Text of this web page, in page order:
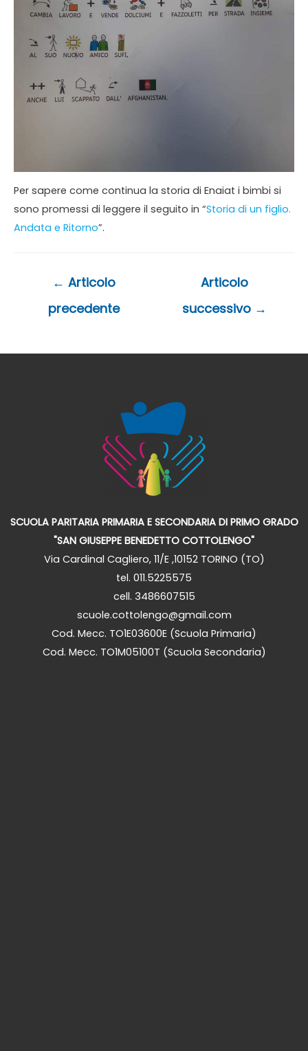
Per sapere come continua la storia di Enaiat i bimbi si
sono promessi di leggere il seguito in “Storia di un figlio.
Andata e Ritorno”.
Navigazione
← Articolo
precedente
Articolo
successivo →
SCUOLA PARITARIA PRIMARIA E SECONDARIA DI PRIMO GRADO
"SAN GIUSEPPE BENEDETTO COTTOLENGO"
Via Cardinal Cagliero, 11/E ,10152 TORINO (TO)
tel. 011.5225575
cell. 3486607515
scuole.cottolengo@gmail.com
Cod. Mecc. TO1E03600E (Scuola Primaria)
Cod. Mecc. TO1M05100T (Scuola Secondaria)